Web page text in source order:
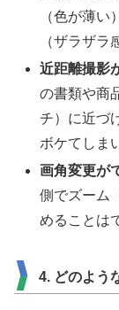
（色が薄
（ザラザラ
近距離撮影
の書類や商
チ）に近づ
ボケてしま
画角変更が
側でズーム
めることは
4. どのよう